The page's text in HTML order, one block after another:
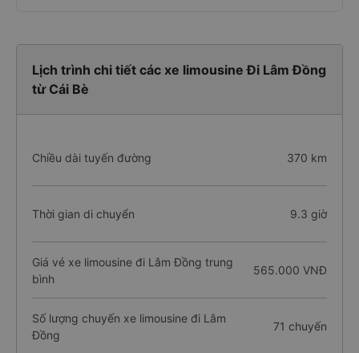
Lịch trình chi tiết các xe limousine Đi Lâm Đồng
từ Cái Bè
Chiều dài tuyến đường 370 km
Thời gian di chuyển 9.3 giờ
Giá vé xe limousine đi Lâm Đồng trung
bình
565.000 VNĐ
Số lượng chuyến xe limousine đi Lâm
Đồng
71 chuyến